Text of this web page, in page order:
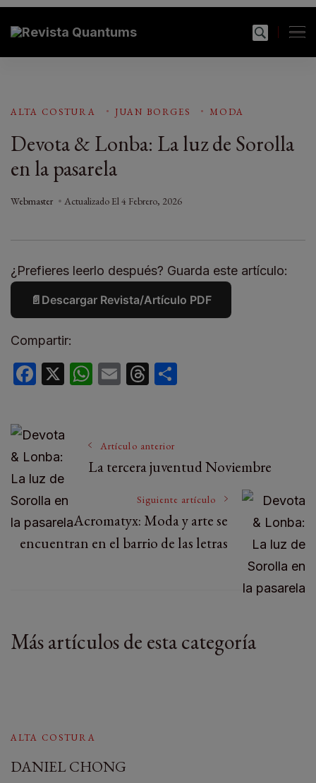
Revista Quantums
Todo sobre Moda, cultura, gastronomía y estilo de
ALTA COSTURA JUAN BORGES MODA
Devota & Lonba: La luz de Sorolla
en la pasarela
Webmaster Actualizado El4 Febrero, 2026
¿Prefieres leerlo después? Guarda este artículo:
📄 Descargar Revista/Artículo PDF
Compartir:
Facebook
X WhatsApp
EmailThreads
Artículo anterior
La tercera juventud Noviembre
Siguiente artículo
Acromatyx: Moda y arte se
encuentran en el barrio de las letras
Más artículos de esta categoría
ALTA COSTURA
DANIEL CHONG
modal-check